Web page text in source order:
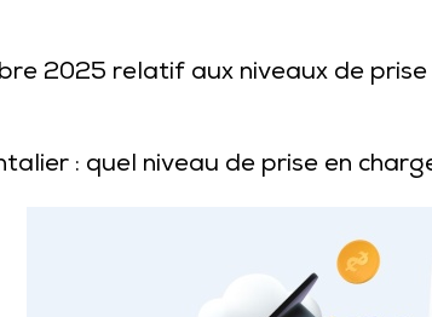
2025 relatif aux niveaux de
: quel niveau de prise en